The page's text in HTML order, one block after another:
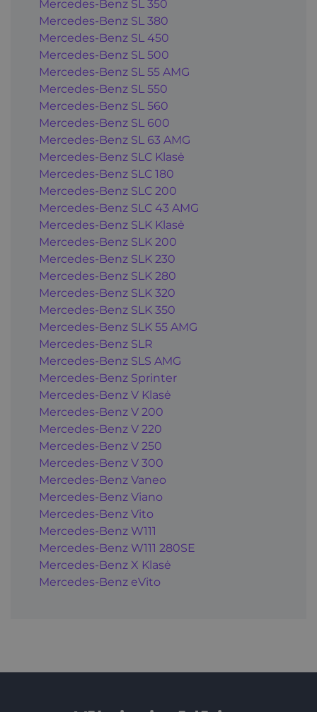
Mercedes-Benz SL 350
Mercedes-Benz SL 380
Mercedes-Benz SL 450
Mercedes-Benz SL 500
Mercedes-Benz SL 55 AMG
Mercedes-Benz SL 550
Mercedes-Benz SL 560
Mercedes-Benz SL 600
Mercedes-Benz SL 63 AMG
Mercedes-Benz SLC Klasė
Mercedes-Benz SLC 180
Mercedes-Benz SLC 200
Mercedes-Benz SLC 43 AMG
Mercedes-Benz SLK Klasė
Mercedes-Benz SLK 200
Mercedes-Benz SLK 230
Mercedes-Benz SLK 280
Mercedes-Benz SLK 320
Mercedes-Benz SLK 350
Mercedes-Benz SLK 55 AMG
Mercedes-Benz SLR
Mercedes-Benz SLS AMG
Mercedes-Benz Sprinter
Mercedes-Benz V Klasė
Mercedes-Benz V 200
Mercedes-Benz V 220
Mercedes-Benz V 250
Mercedes-Benz V 300
Mercedes-Benz Vaneo
Mercedes-Benz Viano
Mercedes-Benz Vito
Mercedes-Benz W111
Mercedes-Benz W111 280SE
Mercedes-Benz X Klasė
Mercedes-Benz eVito